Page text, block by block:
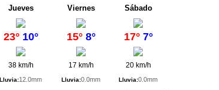
Jueves
23° 10°
38 km/h
Lluvia:12.0mm
Viernes
15° 8°
17 km/h
Lluvia:0.0mm
Sábado
17° 7°
20 km/h
Lluvia:0.0mm